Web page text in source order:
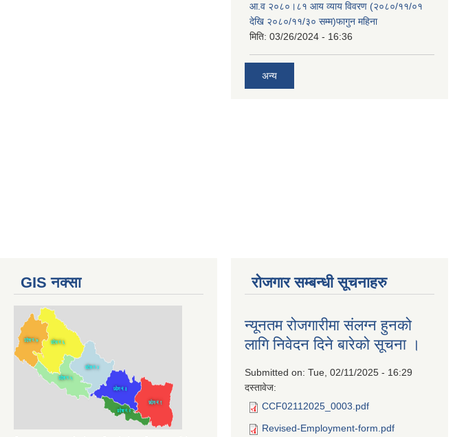
आ.व २०८०।८१ आय व्याय विवरण (२०८०/११/०१
देखि २०८०/११/३० सम्म)फागुन महिना
मिति: 03/26/2024 - 16:36
अन्य
GIS नक्सा रोजगार सम्बन्धी सूचनाहरु
न्यूनतम रोजगारीमा संलग्न हुनको
लागि निवेदन दिने बारेको सूचना ।
Submitted on: Tue, 02/11/2025 - 16:29
दस्तावेज:
CCF02112025_0003.pdf
Revised-Employment-form.pdf